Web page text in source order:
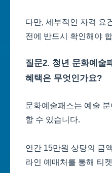
다만, 세부적인 자격 요
전에 반드시 확인해야
질문2. 청년 문화예술
혜택은 무엇인가요?
문화예술패스는 예술
할 수 있습니다.
연간 15만원 상당의 금
라인 예매처를 통해 티